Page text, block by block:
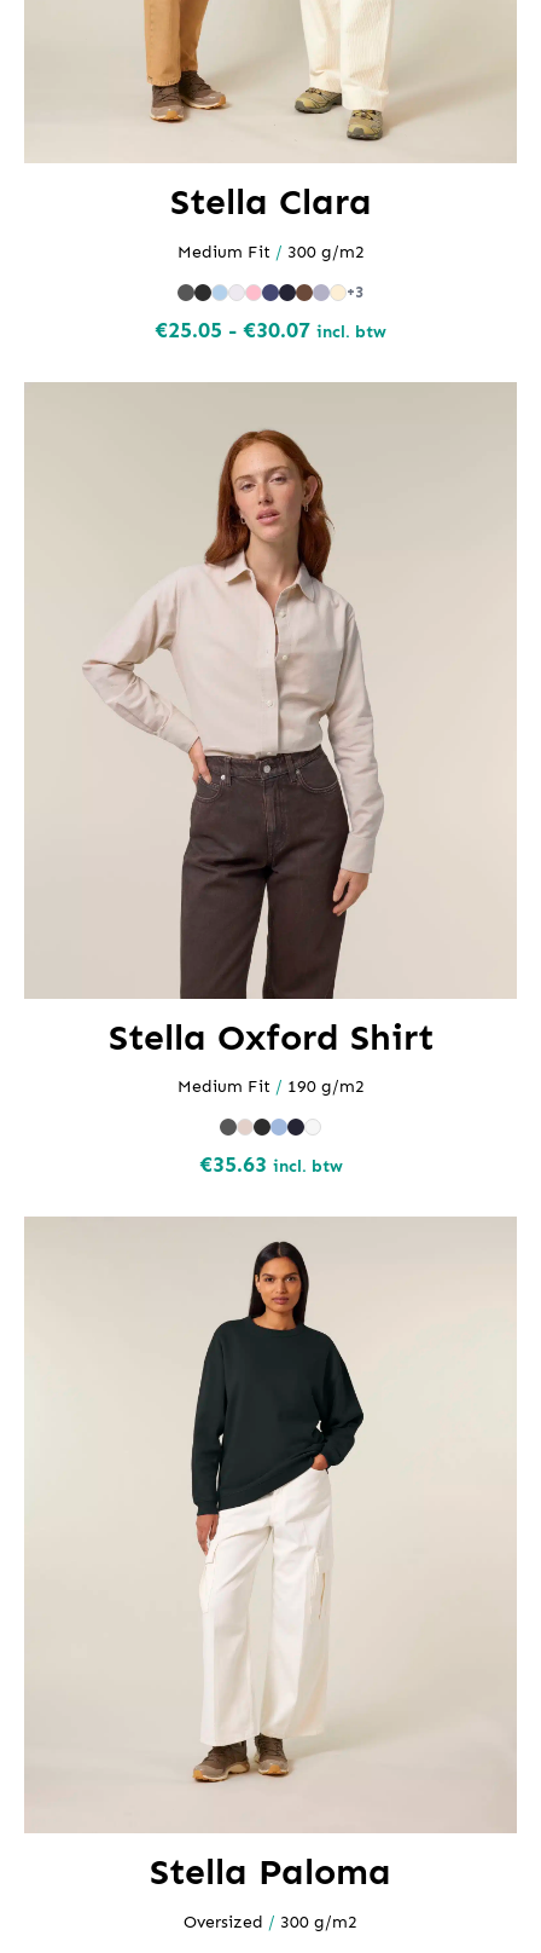
Stella Clara
Medium Fit / 300 g/m2
+3
€25.05 - €30.07Prijsklasse:
incl. btw
Stella Oxford Shirt
Medium Fit / 190 g/m2
€35.63 incl. btw
Stella Paloma
Oversized / 300 g/m2